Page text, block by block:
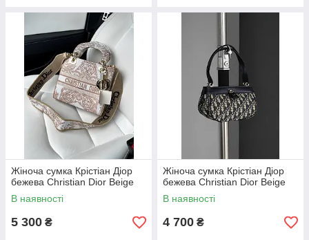
Жіноча сумка Крістіан Діор
бежева Christian Dior Beige
В наявності
5 300 ₴
Жіноча сумка Крістіан Діор
бежева Christian Dior Beige
В наявності
4 700 ₴